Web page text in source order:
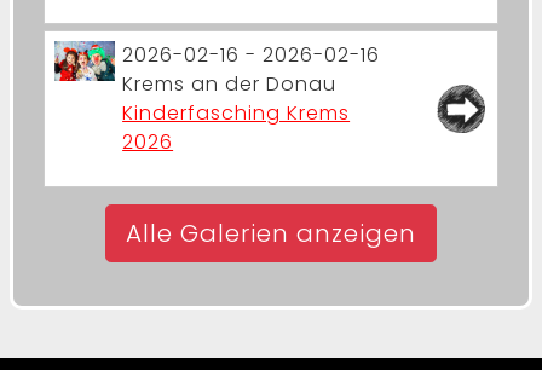
2026-02-16 - 2026-02-16
Krems an der Donau
Kinderfasching Krems
2026
Alle Galerien anzeigen